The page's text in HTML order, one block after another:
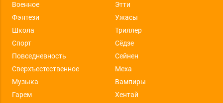
Военное
Этти
Фэнтези
Ужасы
Школа
Триллер
Спорт
Сёдзе
Повседневность
Сейнен
Сверхъестественное
Меха
Музыка
Вампиры
Гарем
Хентай